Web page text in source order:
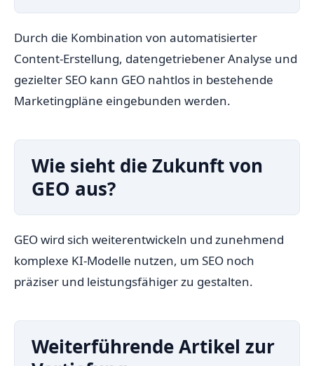
Durch die Kombination von automatisierter
Content-Erstellung, datengetriebener Analyse und
gezielter SEO kann GEO nahtlos in bestehende
Marketingpläne eingebunden werden.
Wie sieht die Zukunft von
GEO aus?
GEO wird sich weiterentwickeln und zunehmend
komplexe KI-Modelle nutzen, um SEO noch
präziser und leistungsfähiger zu gestalten.
Weiterführende Artikel zur